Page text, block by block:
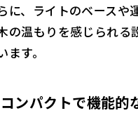
に、ライトのベースや
の温もりを感じられる
ます。
コンパクトで機能的